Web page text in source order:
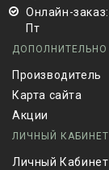
Онлайн-
Пт
ДОПОЛНИТЕЛЬНО
Производитель
Карта сайта
Акции
ЛИЧНЫЙ КАБИНЕТ
Личный Кабинет